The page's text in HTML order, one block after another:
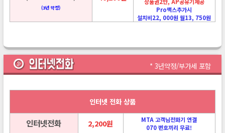
(3년 약정)
Pro맥스추가시
설치비22, 000원 월13, 750원
* 3년약정/부가세 포함
인터넷 전화 상품
인터넷전화 2,200원
MTA 고객님전화기 연결
070 번호끼리 무료!